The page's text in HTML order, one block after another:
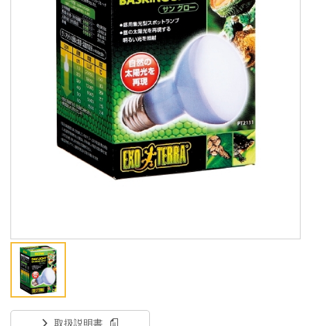
取扱説明書